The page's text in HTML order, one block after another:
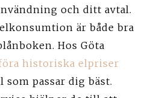
och ditt avtal.
är både bra
Hos Göta
historiska elpriser
passar dig bäst.